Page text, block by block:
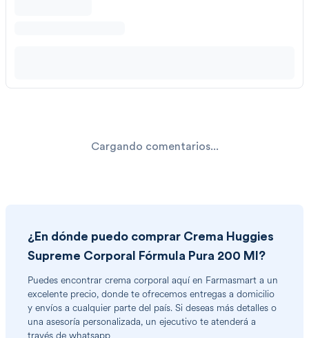
Cargando comentarios...
¿En dónde puedo comprar Crema Huggies
Supreme Corporal Fórmula Pura 200 Ml ?
Puedes encontrar crema corporal aquí en Farmasmart a un
excelente precio, donde te ofrecemos entregas a domicilio
y envíos a cualquier parte del país. Si deseas más detalles o
una asesoría personalizada, un ejecutivo te atenderá a